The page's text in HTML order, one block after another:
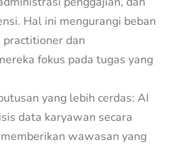
Hal ini mengurangi beban
practitioner dan
fokus pada tugas yang
yang lebih cerdas: AI
data karyawan secara
wawasan yang